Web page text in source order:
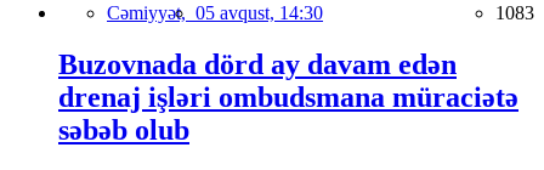
Cəmiyyət, 05 avqust, 14:30 1083
Buzovnada dörd ay davam edən
drenaj işləri ombudsmana müraciətə
səbəb olub